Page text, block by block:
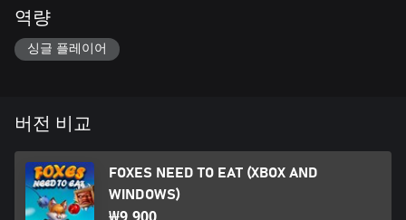
역량
싱글 플레이어
버전 비교
FOXES NEED TO EAT (XBOX AND
WINDOWS)